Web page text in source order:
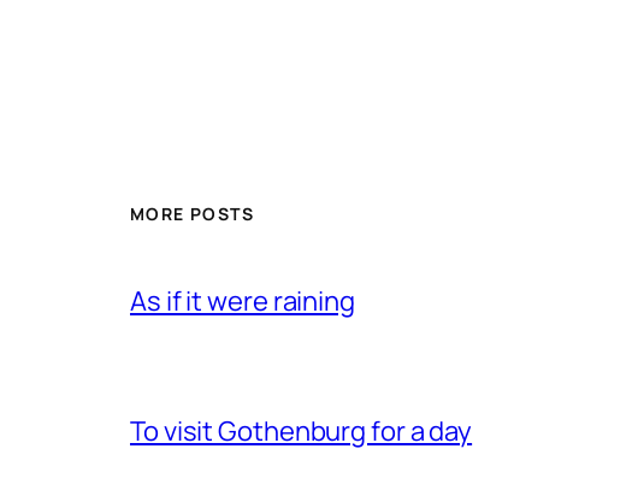
MORE POSTS
As if it were raining
To visit Gothenburg for a day